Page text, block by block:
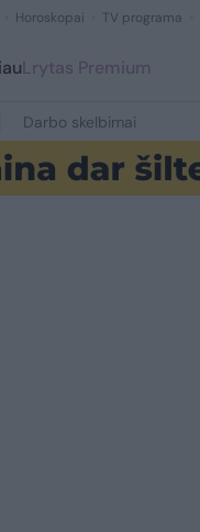
Horoskopai TV programa
Lrytas Premium
Darbo skelbimai